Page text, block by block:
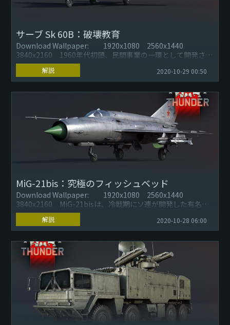
サーブ Sk 60B：破壊教育
Download Wallpaper: 1920x1080 2560x1440
3840x2160 1960年代初頭、民間事業の一環として開発され
たサーブ Sk 60は、現在では...
解説 2020-10-29 00:50
MiG-21bis：究極のフィッシュベッド
Download Wallpaper: 1920x1080 2560x1440
3840x2160 MiG-21bisは、冷戦期にソ連が開発した有名な
ジェット戦闘機で、最も先進的...
解説 2020-10-28 06:00